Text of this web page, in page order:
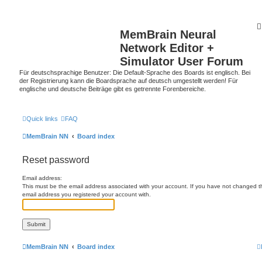
MemBrain Neural
Network Editor +
Simulator User Forum
Für deutschsprachige Benutzer: Die Default-Sprache des Boards ist englisch. Bei
der Registrierung kann die Boardsprache auf deutsch umgestellt werden! Für
englische und deutsche Beiträge gibt es getrennte Forenbereiche.
Quick links FAQ
MemBrain NN Board index
Reset password
Email address:
This must be the email address associated with your account. If you have not changed
email address you registered your account with.
MemBrain NN Board index